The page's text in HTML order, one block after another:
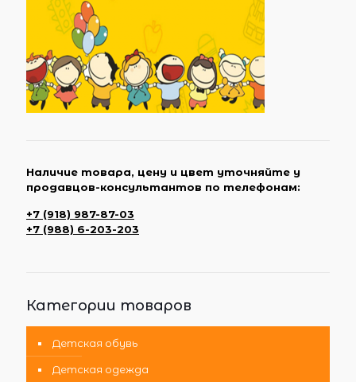
Наличие товара, цену и цвет уточняйте у
продавцов-консультантов по телефонам:
+7 (918) 987-87-03
+7 (988) 6-203-203
Категории товаров
Детская обувь
Детская одежда